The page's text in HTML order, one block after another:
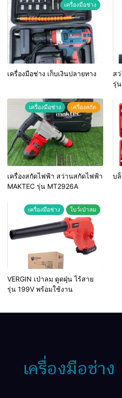
เครื่องมือช่าง
เครื่องมือช่าง เก็บเงินปลายทาง
ส
รุ่
เครื่องมือช่าง เครื่องสกัด
เครื่องสกัดไฟฟ้า สว่านสกัดไฟฟ้า
MAKTEC รุ่น MT2926A
บ
เครื่องมือช่าง โบว์เป่าลม
VERGIN เป่าลม ดูดฝุ่น ไร้สาย
รุ่น 199V พร้อมใช้งาน